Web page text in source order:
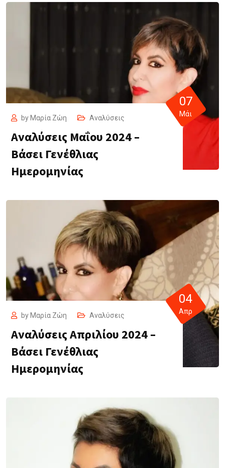
by Μαρία Ζώη Αναλύσεις
Αναλύσεις Μαΐου 2024 –
Βάσει Γενέθλιας
Ημερομηνίας
07
Μάι
by Μαρία Ζώη Αναλύσεις
Αναλύσεις Απριλίου 2024 –
Βάσει Γενέθλιας
Ημερομηνίας
04
Απρ